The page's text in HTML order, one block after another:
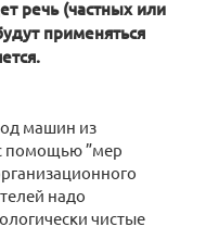
речь (частных или
применяться
машин из
помощью ”мер
надо
чистые